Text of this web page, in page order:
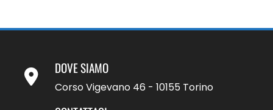
DOVE SIAMO
Corso Vigevano 46 - 10155 Torino